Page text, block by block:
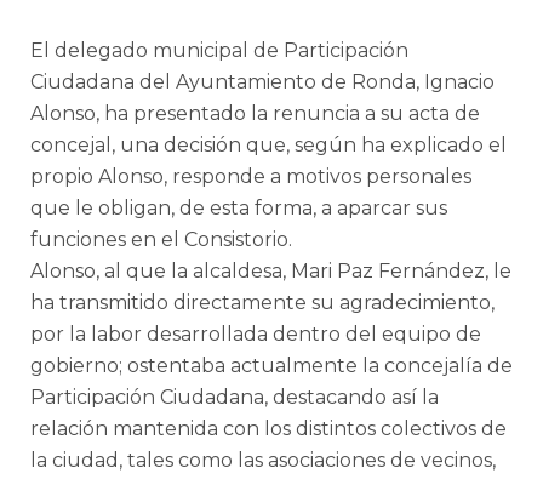
El delegado municipal de Participación
Ciudadana del Ayuntamiento de Ronda, Ignacio
Alonso, ha presentado la renuncia a su acta de
concejal, una decisión que, según ha explicado el
propio Alonso, responde a motivos personales
que le obligan, de esta forma, a aparcar sus
funciones en el Consistorio.
Alonso, al que la alcaldesa, Mari Paz Fernández, le
ha transmitido directamente su agradecimiento,
por la labor desarrollada dentro del equipo de
gobierno; ostentaba actualmente la concejalía de
Participación Ciudadana, destacando así la
relación mantenida con los distintos colectivos de
la ciudad, tales como las asociaciones de vecinos,